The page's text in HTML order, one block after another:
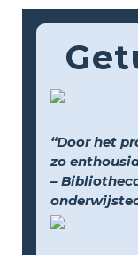
“Door het
zo
–